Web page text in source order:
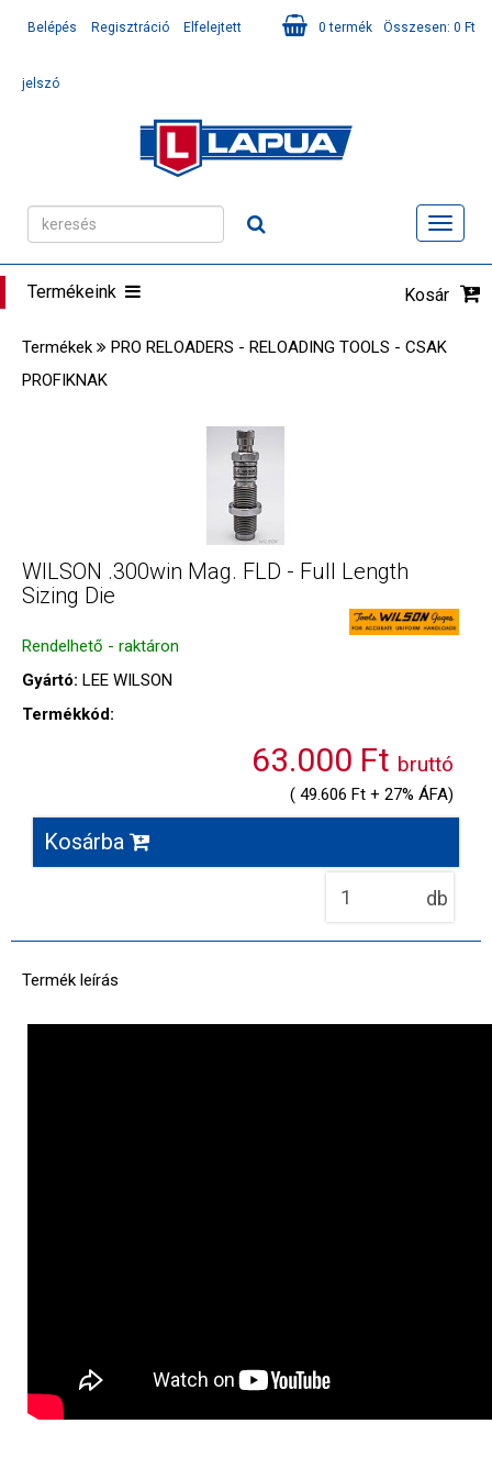
Összesen: 0 Ft
0 termék
Belépés Regisztráció Elfelejtett
jelszó
Termékeink Kosár
Termékek
PRO RELOADERS - RELOADING TOOLS - CSAK
PROFIKNAK
WILSON .300win Mag. FLD - Full Length
Sizing Die
Rendelhető - raktáron
Gyártó: LEE WILSON
Termékkód:
63.000 Ft bruttó
( 49.606 Ft + 27% ÁFA)
Kosárba
db
Termék leírás